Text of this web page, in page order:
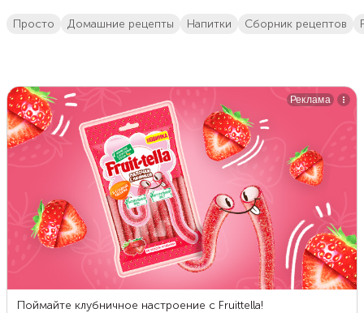
просто домашние рецепты напитки сборник рецептов